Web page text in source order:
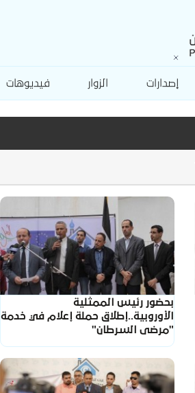
إصدارات الزوار فيديوهات
بحضور رئيس الممثلية
الأوروبية..إطلاق حملة إعلام في خدمة
"مرضى السرطان"